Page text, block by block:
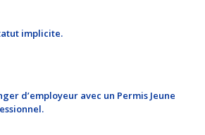
implicite.
d’employeur avec un Permis Jeune